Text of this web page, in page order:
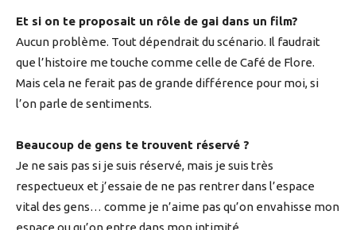
Et si on te proposait un rôle de gai dans un film?
Aucun problème. Tout dépendrait du scénario. Il faudrait
que l’histoire me touche comme celle de Café de Flore.
Mais cela ne ferait pas de grande différence pour moi, si
l’on parle de sentiments.
Beaucoup de gens te trouvent réservé ?
Je ne sais pas si je suis réservé, mais je suis très
respectueux et j’essaie de ne pas rentrer dans l’espace
vital des gens… comme je n’aime pas qu’on envahisse mon
espace ou qu’on entre dans mon intimité.